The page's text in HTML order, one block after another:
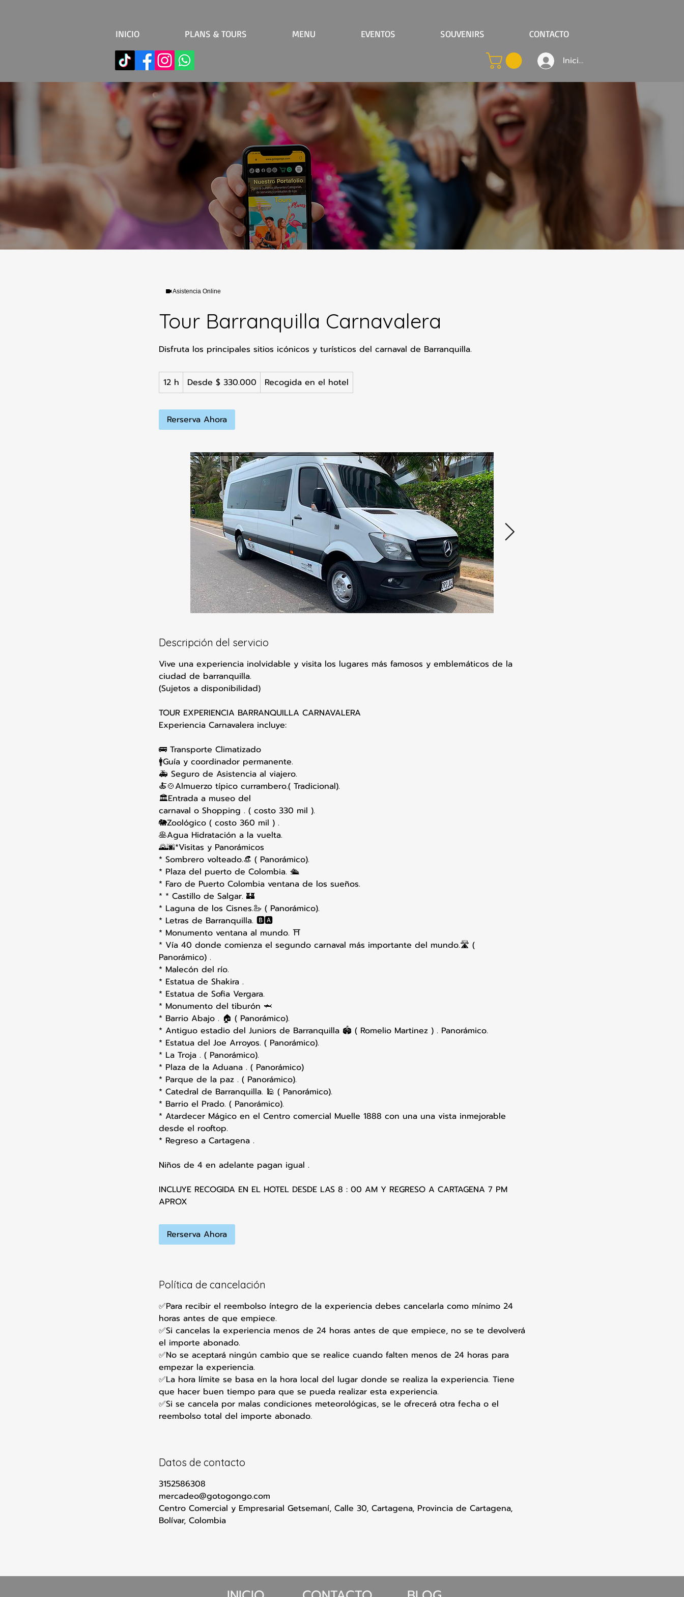
INICIO PLANS & TOURS MENU EVENTOS SOUVENIRS CONTACTO
Iniciar sesión
Asistencia Online
Tour Barranquilla Carnavalera
Disfruta los principales sitios icónicos y turísticos del carnaval de Barranquilla.
12 h
2
h
330.000
pesos
colombianos
Desde $ 330.000 Recogida en el hotel
Rerserva Ahora
Descripción del servicio
Vive una experiencia inolvidable y visita los lugares más famosos y emblemáticos de la
ciudad de barranquilla.
(Sujetos a disponibilidad)
TOUR EXPERIENCIA BARRANQUILLA CARNAVALERA
Experiencia Carnavalera incluye:
🚌 Transporte Climatizado
🚹Guía y coordinador permanente.
🚑 Seguro de Asistencia al viajero.
🍝🍲Almuerzo típico currambero.( Tradicional).
🏛Entrada a museo del
carnaval o Shopping . ( costo 330 mil ).
🐘Zoológico ( costo 360 mil ) .
🥞Agua Hidratación a la vuelta.
🌄🌆*Visitas y Panorámicos
* Sombrero volteado.👒 ( Panorámico).
* Plaza del puerto de Colombia. 🛳
* Faro de Puerto Colombia ventana de los sueños.
* * Castillo de Salgar. 🏰
* Laguna de los Cisnes.🦢 ( Panorámico).
* Letras de Barranquilla. 🅱🅰
* Monumento ventana al mundo. ⛩
* Vía 40 donde comienza el segundo carnaval más importante del mundo.🛣 (
Panorámico) .
* Malecón del río.
* Estatua de Shakira .
* Estatua de Sofia Vergara.
* Monumento del tiburón 🦈
* Barrio Abajo . 🏠 ( Panorámico).
* Antiguo estadio del Juniors de Barranquilla 🏟 ( Romelio Martinez ) . Panorámico.
* Estatua del Joe Arroyos. ( Panorámico).
* La Troja . ( Panorámico).
* Plaza de la Aduana . ( Panorámico)
* Parque de la paz . ( Panorámico).
* Catedral de Barranquilla. 🕌 ( Panorámico).
* Barrio el Prado. ( Panorámico).
* Atardecer Mágico en el Centro comercial Muelle 1888 con una una vista inmejorable
desde el rooftop.
* Regreso a Cartagena .
Niños de 4 en adelante pagan igual .
INCLUYE RECOGIDA EN EL HOTEL DESDE LAS 8 : 00 AM Y REGRESO A CARTAGENA 7 PM
APROX
Rerserva Ahora
Política de cancelación
✅Para recibir el reembolso íntegro de la experiencia debes cancelarla como mínimo 24
horas antes de que empiece.
✅Si cancelas la experiencia menos de 24 horas antes de que empiece, no se te devolverá
el importe abonado.
✅No se aceptará ningún cambio que se realice cuando falten menos de 24 horas para
empezar la experiencia.
✅La hora límite se basa en la hora local del lugar donde se realiza la experiencia. Tiene
que hacer buen tiempo para que se pueda realizar esta experiencia.
✅Si se cancela por malas condiciones meteorológicas, se le ofrecerá otra fecha o el
reembolso total del importe abonado.
Datos de contacto
3152586308
mercadeo@gotogongo.com
Centro Comercial y Empresarial Getsemaní, Calle 30, Cartagena, Provincia de Cartagena,
Bolívar, Colombia